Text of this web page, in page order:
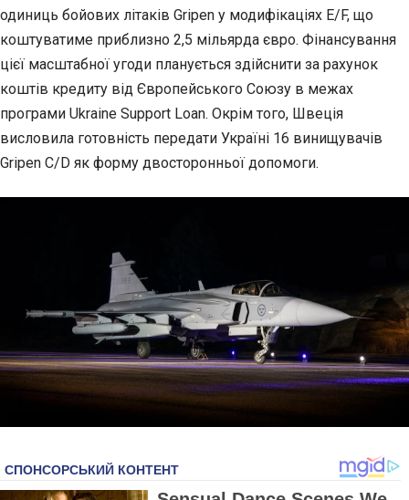
одиниць бойових літаків Gripen у модифікаціях E/F, що
коштуватиме приблизно 2,5 мільярда євро. Фінансування
цієї масштабної угоди планується здійснити за рахунок
коштів кредиту від Європейського Союзу в межах
програми Ukraine Support Loan. Окрім того, Швеція
висловила готовність передати Україні 16 винищувачів
Gripen C/D як форму двосторонньої допомоги.